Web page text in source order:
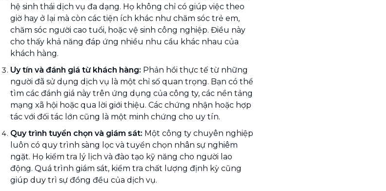
hệ sinh thái dịch vụ đa dạng. Họ không chỉ có giúp việc theo
giờ hay ở lại mà còn các tiện ích khác như chăm sóc trẻ em,
chăm sóc người cao tuổi, hoặc vệ sinh công nghiệp. Điều này
cho thấy khả năng đáp ứng nhiều nhu cầu khác nhau của
khách hàng.
Uy tín và đánh giá từ khách hàng: Phản hồi thực tế từ những
người đã sử dụng dịch vụ là một chỉ số quan trọng. Bạn có thể
tìm các đánh giá này trên ứng dụng của công ty, các nền tảng
mạng xã hội hoặc qua lời giới thiệu. Các chứng nhận hoặc hợp
tác với đối tác lớn cũng là một minh chứng cho uy tín.
Quy trình tuyển chọn và giám sát: Một công ty chuyên nghiệp
luôn có quy trình sàng lọc và tuyển chọn nhân sự nghiêm
ngặt. Họ kiểm tra lý lịch và đào tạo kỹ năng cho người lao
động. Quá trình giám sát, kiểm tra chất lượng định kỳ cũng
giúp duy trì sự đồng đều của dịch vụ.